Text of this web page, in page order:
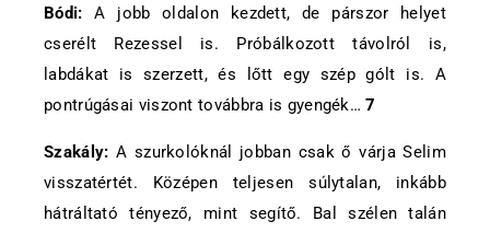
Bódi:A jobb oldalon kezdett, de párszor helyet
cserélt Rezessel is. Próbálkozott távolról is,
labdákat is szerzett, és lőtt egy szép gólt is. A
pontrúgásai viszont továbbra is gyengék… 7
Szakály: A szurkolóknál jobban csak ő várja Selim
visszatértét. Középen teljesen súlytalan, inkább
hátráltató tényező, mint segítő. Bal szélen talán